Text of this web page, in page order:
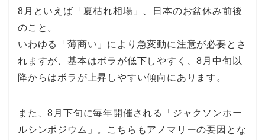
8月といえば「夏枯れ相場」、日本のお盆休み前後
のこと。
いわゆる「薄商い」により急変動に注意が必要とさ
れますが、基本はボラが低下しやすく、8月中旬以
降からはボラが上昇しやすい傾向にあります。
また、8月下旬に毎年開催される「ジャクソンホー
ルシンポジウム」。こちらもアノマリーの要因とな